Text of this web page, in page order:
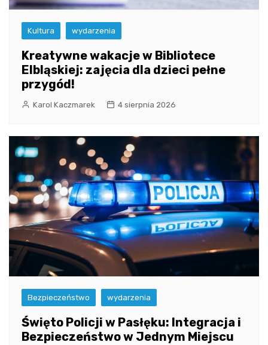
Kultura wydarzenia
Kreatywne wakacje w Bibliotece
Elbląskiej: zajęcia dla dzieci pełne
przygód!
Karol Kaczmarek 4 sierpnia 2026
Bezpieczeństwo wydarzenia
Święto Policji w Pasłęku: Integracja i
Bezpieczeństwo w Jednym Miejscu